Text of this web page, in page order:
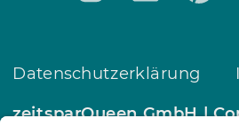
Datenschutzerklärung
zeitsparQueen GmbH |